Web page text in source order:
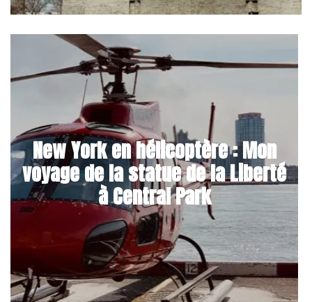
New York en hélicoptère : Mon
voyage de la statue de la Liberté
à Central Park